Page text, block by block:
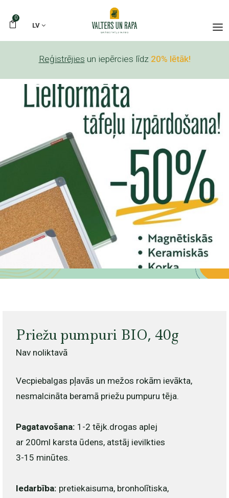
0
LV
Reģistrējies un iepērcies līdz 20% lētāk!
Priežu pumpuri BIO, 40g
Nav noliktavā
Vecpiebalgas pļavās un mežos rokām ievākta,
nesmalcināta beramā priežu pumpuru tēja.
Pagatavošana: 1-2 tējk.drogas aplej
ar 200ml karsta ūdens, atstāj ievilkties
3-15 minūtes.
Iedarbība: pretiekaisuma, bronholītiska,